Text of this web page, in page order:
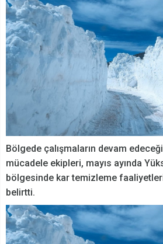
Bölgede çalışmaların devam
mücadele ekipleri, mayıs ayında
bölgesinde kar temizleme
belirtti.